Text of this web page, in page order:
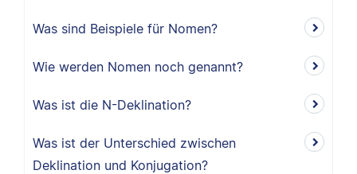
Was sind Beispiele für Nomen?
Wie werden Nomen noch genannt?
Was ist die N-Deklination?
Was ist der Unterschied zwischen
Deklination und Konjugation?